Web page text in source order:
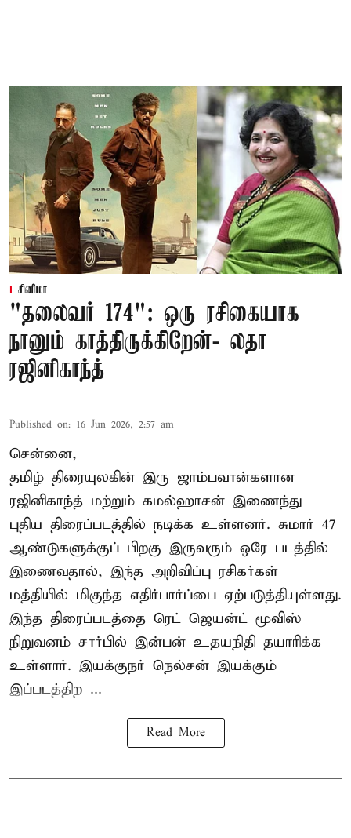
சினிமா
"தலைவர் 174": ஒரு ரசிகையாக
நானும் காத்திருக்கிறேன்- லதா
ரஜினிகாந்த்
Published on: 16 Jun 2026, 2:57 am
சென்னை,
தமிழ் திரையுலகின் இரு ஜாம்பவான்களான
ரஜினிகாந்த் மற்றும் கமல்ஹாசன் இணைந்து
புதிய திரைப்படத்தில் நடிக்க உள்ளனர். சுமார் 47
ஆண்டுகளுக்குப் பிறகு இருவரும் ஒரே படத்தில்
இணைவதால், இந்த அறிவிப்பு ரசிகர்கள்
மத்தியில் மிகுந்த எதிர்பார்ப்பை ஏற்படுத்தியுள்ளது.
இந்த திரைப்படத்தை ரெட் ஜெயன்ட் மூவிஸ்
நிறுவனம் சார்பில் இன்பன் உதயநிதி தயாரிக்க
உள்ளார். இயக்குநர் நெல்சன் இயக்கும்
இப்படத்திற ...
Read More